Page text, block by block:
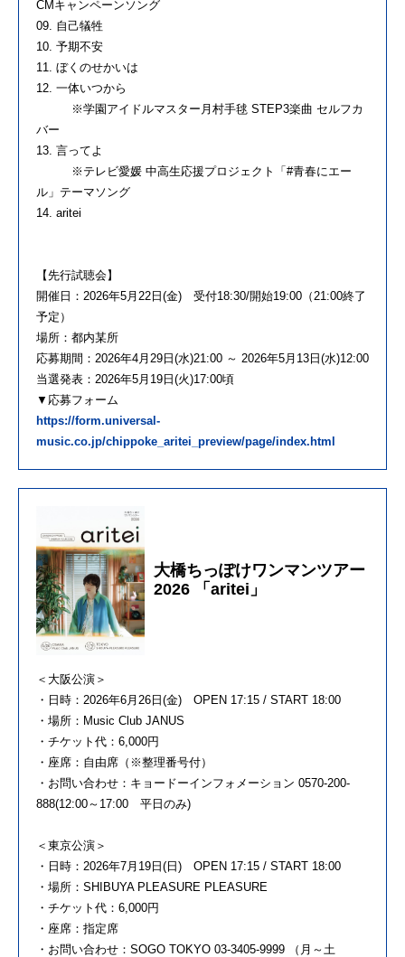
CMキャンペーンソング
09. 自己犠牲
10. 予期不安
11. ぼくのせかいは
12. 一体いつから
※学園アイドルマスター月村手毬 STEP3楽曲 セルフカ
バー
13. 言ってよ
※テレビ愛媛 中高生応援プロジェクト「#青春にエー
ル」テーマソング
14. aritei
【先行試聴会】
開催日：2026年5月22日(金) 受付18:30/開始19:00（21:00終了
予定）
場所：都内某所
応募期間：2026年4月29日(水)21:00 ～ 2026年5月13日(水)12:00
当選発表：2026年5月19日(火)17:00頃
▼応募フォーム
https://form.universal-
music.co.jp/chippoke_aritei_preview/page/index.html
大橋ちっぽけワンマンツアー
2026 「aritei」
＜大阪公演＞
・日時：2026年6月26日(金) OPEN 17:15 / START 18:00
・場所：Music Club JANUS
・チケット代：6,000円
・座席：自由席（※整理番号付）
・お問い合わせ：キョードーインフォメーション 0570-200-
888(12:00～17:00 平日のみ)
＜東京公演＞
・日時：2026年7月19日(日) OPEN 17:15 / START 18:00
・場所：SHIBUYA PLEASURE PLEASURE
・チケット代：6,000円
・座席：指定席
・お問い合わせ：SOGO TOKYO 03-3405-9999 （月～土